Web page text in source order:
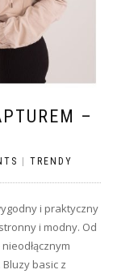
–
| TRENDY
i praktyczny
i modny. Od
basic z